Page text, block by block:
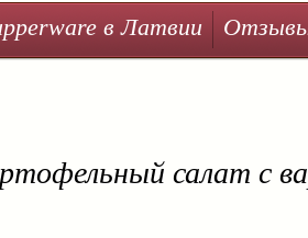
в Латвии
салат с